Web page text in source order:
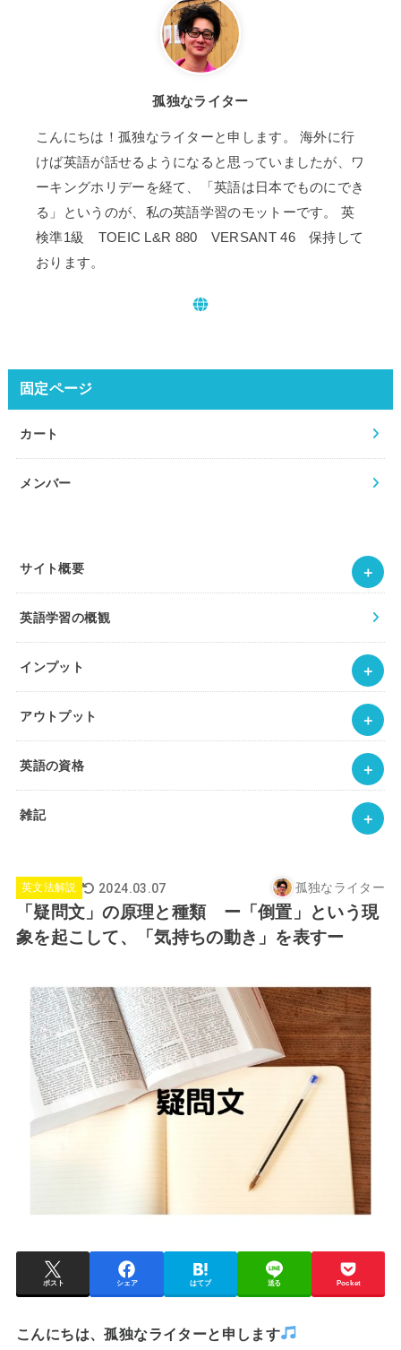
孤独なライター
こんにちは！孤独なライターと申します。 海外に行
けば英語が話せるようになると思っていましたが、ワ
ーキングホリデーを経て、「英語は日本でものにでき
る」というのが、私の英語学習のモットーです。 英
検準1級 TOEIC L&R 880 VERSANT 46 保持して
おります。
固定ページ
カート
メンバー
サイト概要
英語学習の概観
インプット
アウトプット
英語の資格
雑記
英文法解説 2024.03.07 孤独なライター
「疑問文」の原理と種類 ー「倒置」という現
象を起こして、「気持ちの動き」を表すー
ポスト シェア はてブ 送る Pocket
こんにちは、孤独なライターと申します